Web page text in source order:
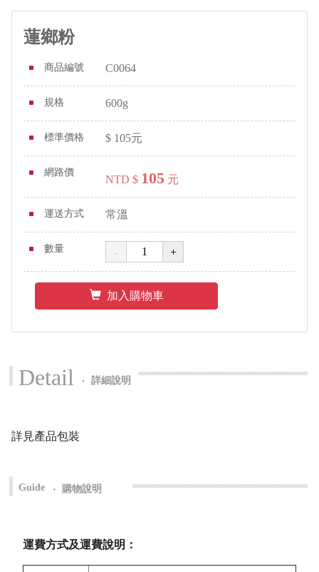
蓮鄉粉
商品編號 C0064
規格 600g
標準價格 $ 105元
網路價
NTD $ 105 元
運送方式 常溫
數量
加入購物車
Detail ‧ 詳細說明
詳見產品包裝
Guide ‧ 購物說明
運費方式及運費說明：